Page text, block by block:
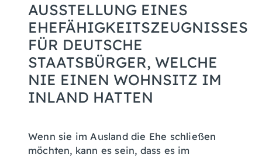
AUSSTELLUNG EINES
EHEFÄHIGKEITSZEUGNISSES
FÜR DEUTSCHE
STAATSBÜRGER, WELCHE
NIE EINEN WOHNSITZ IM
INLAND HATTEN
Wenn sie im Ausland die Ehe schließen
möchten, kann es sein, dass es im